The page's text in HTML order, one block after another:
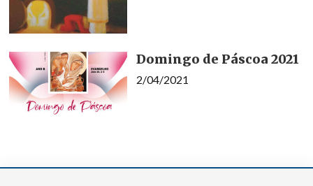
Domingo de Páscoa 2021
2/04/2021